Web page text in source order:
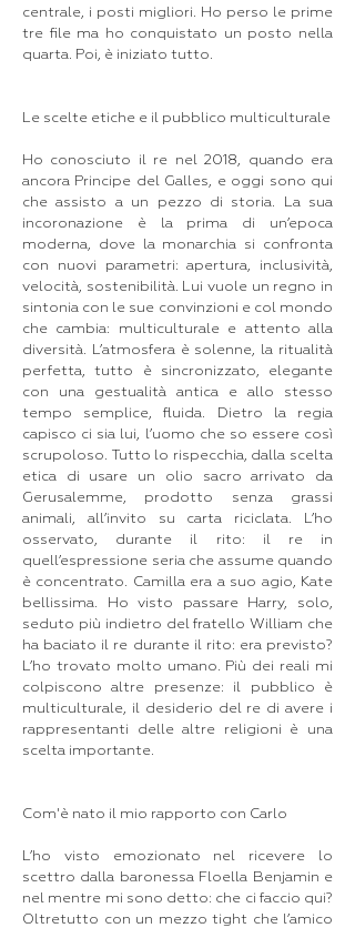
centrale, i posti migliori. Ho perso le prime
tre file ma ho conquistato un posto nella
quarta. Poi, è iniziato tutto.
Le scelte etiche e il pubblico multiculturale
Ho conosciuto il re nel 2018, quando era
ancora Principe del Galles, e oggi sono qui
che assisto a un pezzo di storia. La sua
incoronazione è la prima di un’epoca
moderna, dove la monarchia si confronta
con nuovi parametri: apertura, inclusività,
velocità, sostenibilità. Lui vuole un regno in
sintonia con le sue convinzioni e col mondo
che cambia: multiculturale e attento alla
diversità. L’atmosfera è solenne, la ritualità
perfetta, tutto è sincronizzato, elegante
con una gestualità antica e allo stesso
tempo semplice, fluida. Dietro la regia
capisco ci sia lui, l’uomo che so essere così
scrupoloso. Tutto lo rispecchia, dalla scelta
etica di usare un olio sacro arrivato da
Gerusalemme, prodotto senza grassi
animali, all’invito su carta riciclata. L’ho
osservato, durante il rito: il re in
quell’espressione seria che assume quando
è concentrato. Camilla era a suo agio, Kate
bellissima. Ho visto passare Harry, solo,
seduto più indietro del fratello William che
ha baciato il re durante il rito: era previsto?
L’ho trovato molto umano. Più dei reali mi
colpiscono altre presenze: il pubblico è
multiculturale, il desiderio del re di avere i
rappresentanti delle altre religioni è una
scelta importante.
Com'è nato il mio rapporto con Carlo
L’ho visto emozionato nel ricevere lo
scettro dalla baronessa Floella Benjamin e
nel mentre mi sono detto: che ci faccio qui?
Oltretutto con un mezzo tight che l’amico